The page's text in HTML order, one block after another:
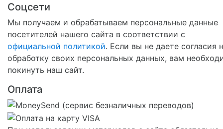
Соцсети
Мы получаем и обрабатываем персональные данные
посетителей нашего сайта в соответствии с
официальной политикой. Если вы не даете согласия
обработку своих персональных данных, вам
покинуть наш сайт.
Оплата